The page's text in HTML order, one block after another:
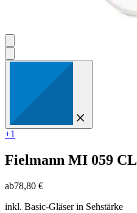
+1
Fielmann MI 059 CL
ab78,80 €
inkl. Basic-Gläser in Sehstärke